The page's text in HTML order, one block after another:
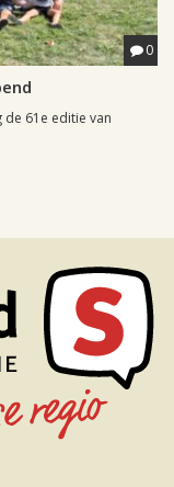
0
de 61e editie van